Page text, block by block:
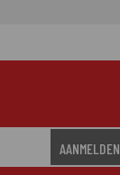
AANMELDEN